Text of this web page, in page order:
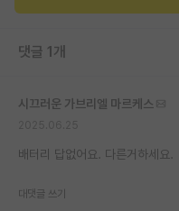
댓글 1개
시끄러운 가브리엘 마르케스
배터리 답없어요. 다른거하세요.
대댓글 쓰기